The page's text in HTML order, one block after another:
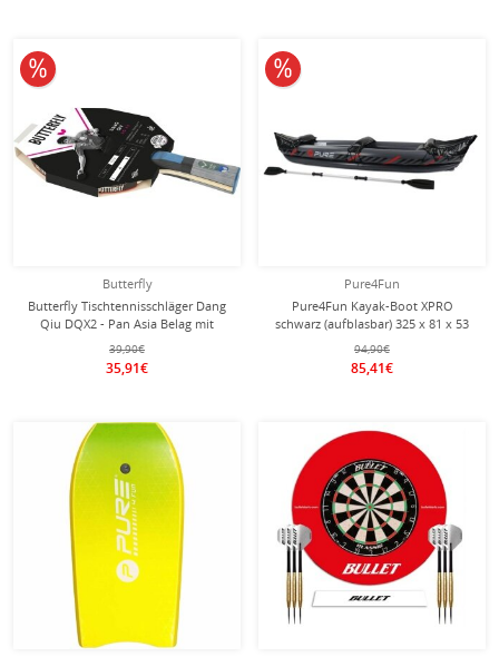
Butterfly
Butterfly Tischtennisschläger Dang
Qiu DQX2 - Pan Asia Belag mit
einem 1,8 mm Schwamm - 1
Schläger
39,90€
35,91€
10% reduziert
Pure4Fun
Pure4Fun Kayak-Boot XPRO
schwarz (aufblasbar) 325 x 81 x 53
cm
94,90€
85,41€
10% reduziert